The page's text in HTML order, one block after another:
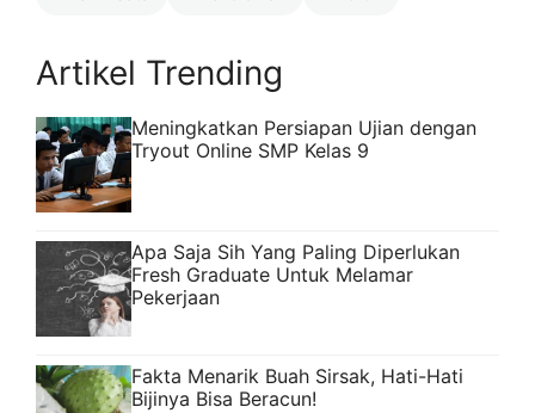
Artikel Trending
Meningkatkan Persiapan Ujian dengan
Tryout Online SMP Kelas 9
Apa Saja Sih Yang Paling Diperlukan
Fresh Graduate Untuk Melamar
Pekerjaan
Fakta Menarik Buah Sirsak, Hati-Hati
Bijinya Bisa Beracun!